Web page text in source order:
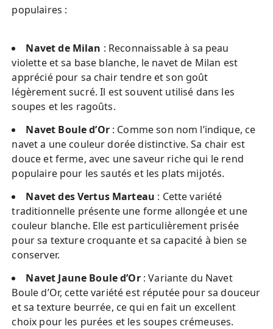
populaires :
Navet de Milan : Reconnaissable à sa peau
violette et sa base blanche, le navet de Milan est
apprécié pour sa chair tendre et son goût
légèrement sucré. Il est souvent utilisé dans les
soupes et les ragoûts.
Navet Boule d’Or: Comme son nom l’indique, ce
navet a une couleur dorée distinctive. Sa chair est
douce et ferme, avec une saveur riche qui le rend
populaire pour les sautés et les plats mijotés.
Navet des Vertus Marteau : Cette variété
traditionnelle présente une forme allongée et une
couleur blanche. Elle est particulièrement prisée
pour sa texture croquante et sa capacité à bien se
conserver.
Navet Jaune Boule d’Or: Variante du Navet
Boule d’Or, cette variété est réputée pour sa douceur
et sa texture beurrée, ce qui en fait un excellent
choix pour les purées et les soupes crémeuses.